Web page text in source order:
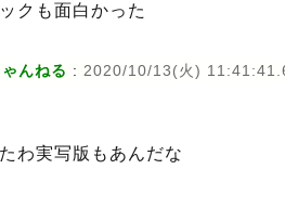
クも面白かった
んねる : 2020/10/13(火)
わ実写版もあんだな